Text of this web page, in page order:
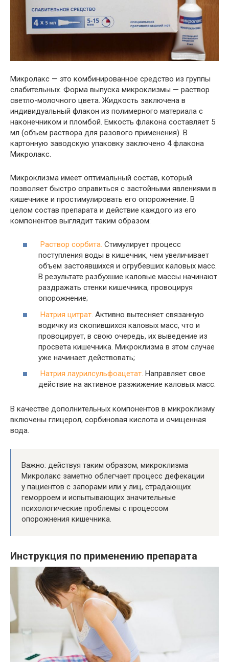
Микролакс — это комбинированное средство из группы
слабительных. Форма выпуска микроклизмы — раствор
светло-молочного цвета. Жидкость заключена в
индивидуальный флакон из полимерного материала с
наконечником и пломбой. Емкость флакона составляет 5
мл (объем раствора для разового применения). В
картонную заводскую упаковку заключено 4 флакона
Микролакс.
Микроклизма имеет оптимальный состав, который
позволяет быстро справиться с застойными явлениями в
кишечнике и простимулировать его опорожнение. В
целом состав препарата и действие каждого из его
компонентов выглядит таким образом:
Раствор сорбита. Стимулирует процесс
поступления воды в кишечник, чем увеличивает
объем застоявшихся и огрубевших каловых масс.
В результате разбухшие каловые массы начинают
раздражать стенки кишечника, провоцируя
опорожнение;
Натрия цитрат. Активно вытесняет связанную
водичку из скопившихся каловых масс, что и
провоцирует, в свою очередь, их выведение из
просвета кишечника. Микроклизма в этом случае
уже начинает действовать;
Натрия лаурилсульфоацетат. Направляет свое
действие на активное разжижение каловых масс.
В качестве дополнительных компонентов в микроклизму
включены глицерол, сорбиновая кислота и очищенная
вода.
Важно: действуя таким образом, микроклизма
Микролакс заметно облегчает процесс дефекации
у пациентов с запорами или у лиц, страдающих
геморроем и испытывающих значительные
психологические проблемы с процессом
опорожнения кишечника.
Инструкция по применению препарата